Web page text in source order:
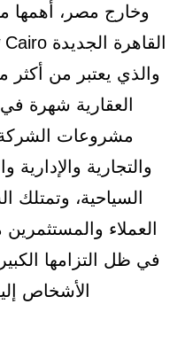
وخارج مصر،
والذي يعتبر من
العقارية شهرة
مشروعات الشركة
والتجارية
السياحية،
العملاء
في ظل التزامها
الأشخاص